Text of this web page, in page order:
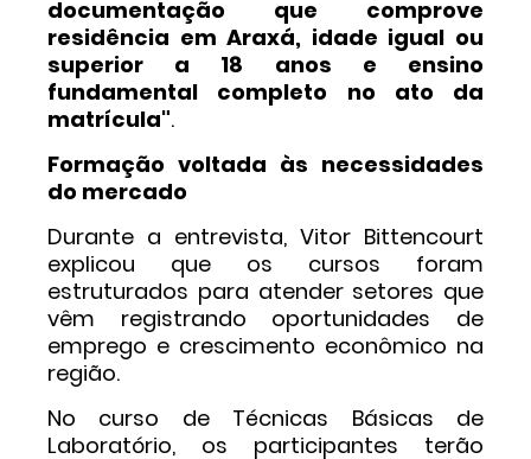
documentação que comprove
residência em Araxá, idade igual ou
superior a 18 anos e ensino
fundamental completo no ato da
matrícula".
Formação voltada às necessidades
do mercado
Durante a entrevista, Vitor Bittencourt
explicou que os cursos foram
estruturados para atender setores que
vêm registrando oportunidades de
emprego e crescimento econômico na
região.
No curso de Técnicas Básicas de
Laboratório, os participantes terão